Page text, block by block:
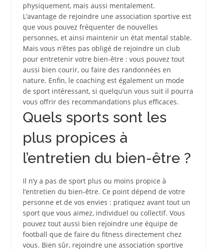
physiquement, mais aussi mentalement.
L’avantage de rejoindre une association sportive est
que vous pouvez fréquenter de nouvelles
personnes, et ainsi maintenir un état mental stable.
Mais vous n’êtes pas obligé de rejoindre un club
pour entretenir votre bien-être : vous pouvez tout
aussi bien courir, ou faire des randonnées en
nature. Enfin, le coaching est également un mode
de sport intéressant, si quelqu’un vous suit il pourra
vous offrir des recommandations plus efficaces.
Quels sports sont les
plus propices à
l’entretien du bien-être ?
Il n’y a pas de sport plus ou moins propice à
l’entretien du bien-être. Ce point dépend de votre
personne et de vos envies : pratiquez avant tout un
sport que vous aimez, individuel ou collectif. Vous
pouvez tout aussi bien rejoindre une équipe de
football que de faire du fitness directement chez
vous. Bien sûr, rejoindre une association sportive